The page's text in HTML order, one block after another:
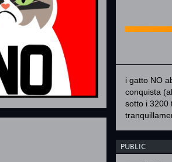
i gatto NO
conquista
sotto i 3200
PUBLIC